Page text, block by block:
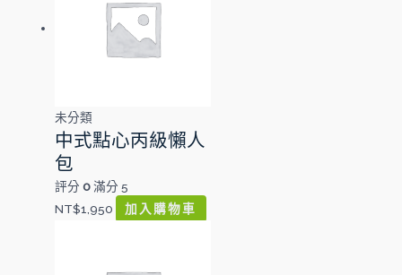
未分類
中式點心丙級懶人
包
評分0滿分 5
NT$1,950 加入購物車